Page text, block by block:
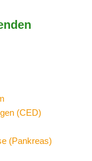
(CED)
(Pankreas)